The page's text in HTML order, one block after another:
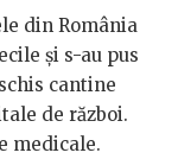
din România
și s-au pus
cantine
de război.
medicale.